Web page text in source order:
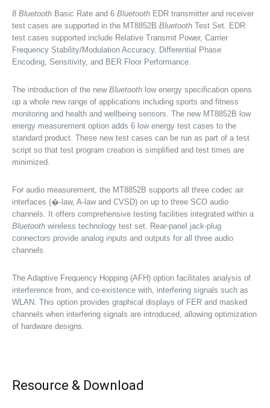
8 Bluetooth Basic Rate and 6 Bluetooth EDR transmitter and receiver
test cases are supported in the MT8852B Bluetooth Test Set. EDR
test cases supported include Relative Transmit Power, Carrier
Frequency Stability/Modulation Accuracy, Differential Phase
Encoding, Sensitivity, and BER Floor Performance.
The introduction of the new Bluetooth low energy specification opens
up a whole new range of applications including sports and fitness
monitoring and health and wellbeing sensors. The new MT8852B low
energy measurement option adds 6 low energy test cases to the
standard product. These new test cases can be run as part of a test
script so that test program creation is simplified and test times are
minimized.
For audio measurement, the MT8852B supports all three codec air
interfaces (�-law, A-law and CVSD) on up to three SCO audio
channels. It offers comprehensive testing facilities integrated within a
Bluetooth wireless technology test set. Rear-panel jack-plug
connectors provide analog inputs and outputs for all three audio
channels.
The Adaptive Frequency Hopping (AFH) option facilitates analysis of
interference from, and co-existence with, interfering signals such as
WLAN. This option provides graphical displays of FER and masked
channels when interfering signals are introduced, allowing optimization
of hardware designs.
Resource & Download